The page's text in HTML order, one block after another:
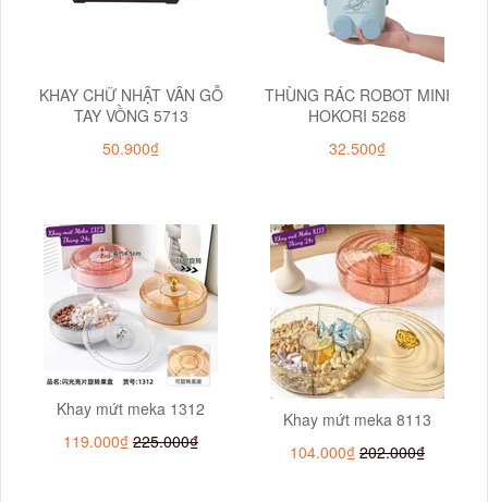
KHAY CHỮ NHẬT VÂN GỖ
TAY VỒNG 5713
50.900₫
THÙNG RÁC ROBOT MINI
HOKORI 5268
32.500₫
Khay mứt meka 1312
119.000₫ 225.000₫
Khay mứt meka 8113
104.000₫ 202.000₫